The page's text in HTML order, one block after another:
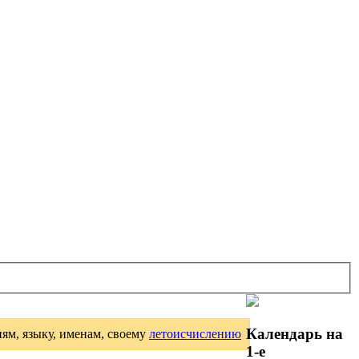
языку, именам, своему летоисчислению Календарь на
1-е